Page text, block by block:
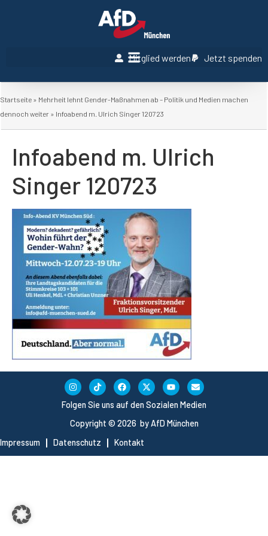
Mitglied werden Jetzt spenden
Startseite » Mehrheit lehnt Gender-Maßnahmen ab – Politik und Medien machen
dennoch weiter » Infoabend m. Ulrich Singer 120723
Infoabend m. Ulrich
Singer 120723
Copyright © 2026 by AfD München
Impressum
Datenschutz Kontakt
Folgen Sie uns auf den Sozialen Medien